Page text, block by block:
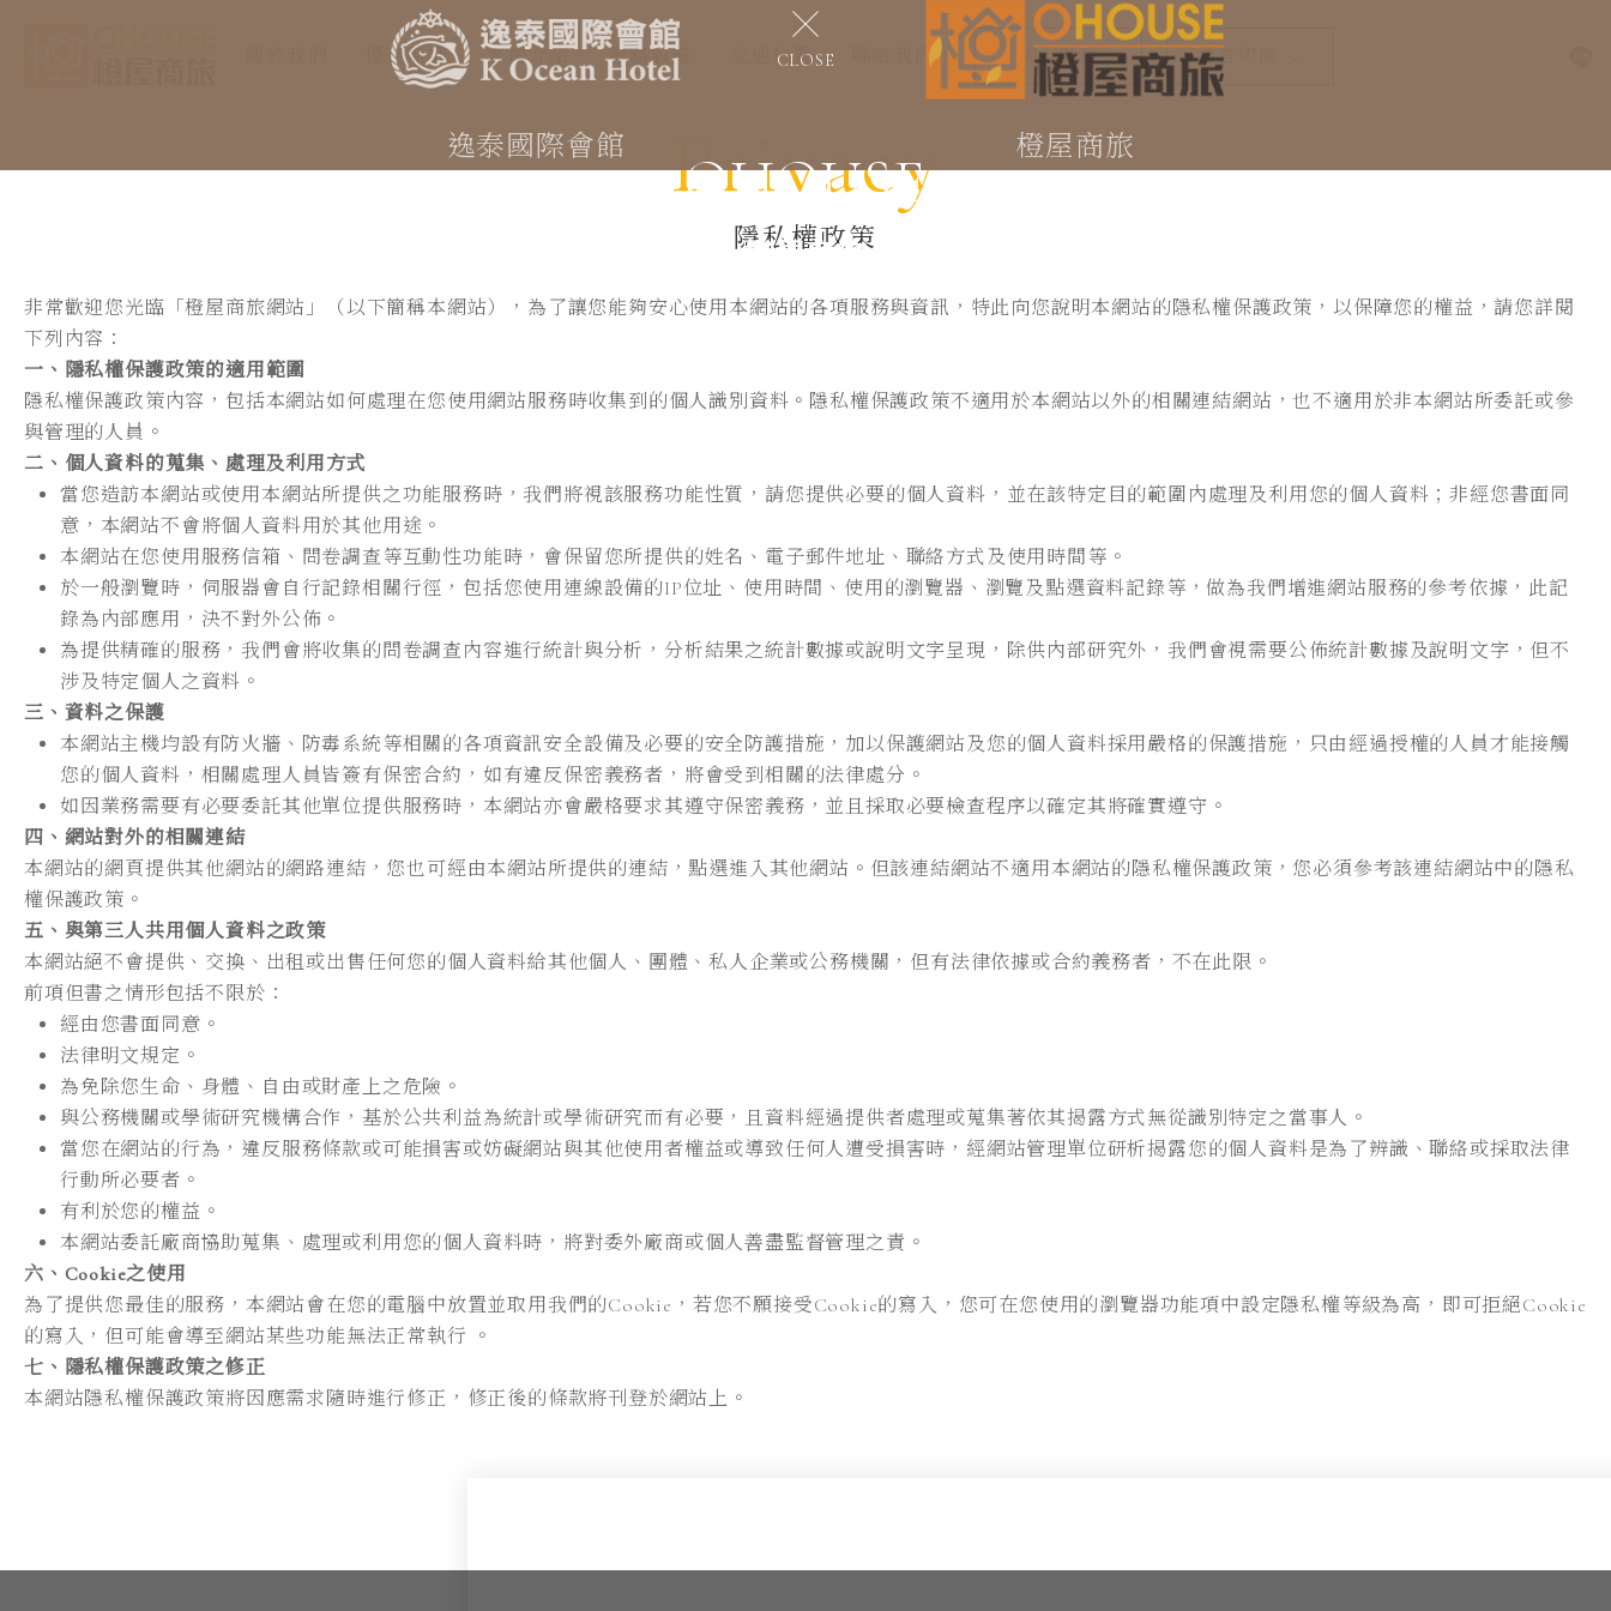
CLOSE
OHOUSE
橙屋商旅
逸泰國際會館 橙屋商旅
優惠新訊 客房介紹 服務設施 交通位置 聯絡我們 線上訂房 語言切換
Select Language
隱私權政策
Privacy
隱私權政策
非常歡迎您光臨「橙屋商旅網站」（以下簡稱本網站），為了讓您能夠安心使用本網站的各項服務與資訊，特此向您說明本網站的隱私權保護政策，以保障您的權益，請您詳閱
下列內容：
一、隱私權保護政策的適用範圍
隱私權保護政策內容，包括本網站如何處理在您使用網站服務時收集到的個人識別資料。隱私權保護政策不適用於本網站以外的相關連結網站，也不適用於非本網站所委託或參
與管理的人員。
二、個人資料的蒐集、處理及利用方式
當您造訪本網站或使用本網站所提供之功能服務時，我們將視該服務功能性質，請您提供必要的個人資料，並在該特定目的範圍內處理及利用您的個人資料；非經您書面同
意，本網站不會將個人資料用於其他用途。
本網站在您使用服務信箱、問卷調查等互動性功能時，會保留您所提供的姓名、電子郵件地址、聯絡方式及使用時間等。
於一般瀏覽時，伺服器會自行記錄相關行徑，包括您使用連線設備的IP位址、使用時間、使用的瀏覽器、瀏覽及點選資料記錄等，做為我們增進網站服務的參考依據，此記
錄為內部應用，決不對外公佈。
為提供精確的服務，我們會將收集的問卷調查內容進行統計與分析，分析結果之統計數據或說明文字呈現，除供內部研究外，我們會視需要公佈統計數據及說明文字，但不
涉及特定個人之資料。
三、資料之保護
本網站主機均設有防火牆、防毒系統等相關的各項資訊安全設備及必要的安全防護措施，加以保護網站及您的個人資料採用嚴格的保護措施，只由經過授權的人員才能接觸
您的個人資料，相關處理人員皆簽有保密合約，如有違反保密義務者，將會受到相關的法律處分。
如因業務需要有必要委託其他單位提供服務時，本網站亦會嚴格要求其遵守保密義務，並且採取必要檢查程序以確定其將確實遵守。
四、網站對外的相關連結
本網站的網頁提供其他網站的網路連結，您也可經由本網站所提供的連結，點選進入其他網站。但該連結網站不適用本網站的隱私權保護政策，您必須參考該連結網站中的隱私
權保護政策。
五、與第三人共用個人資料之政策
本網站絕不會提供、交換、出租或出售任何您的個人資料給其他個人、團體、私人企業或公務機關，但有法律依據或合約義務者，不在此限。
前項但書之情形包括不限於：
經由您書面同意。
法律明文規定。
為免除您生命、身體、自由或財產上之危險。
與公務機關或學術研究機構合作，基於公共利益為統計或學術研究而有必要，且資料經過提供者處理或蒐集著依其揭露方式無從識別特定之當事人。
當您在網站的行為，違反服務條款或可能損害或妨礙網站與其他使用者權益或導致任何人遭受損害時，經網站管理單位研析揭露您的個人資料是為了辨識、聯絡或採取法律
行動所必要者。
有利於您的權益。
本網站委託廠商協助蒐集、處理或利用您的個人資料時，將對委外廠商或個人善盡監督管理之責。
六、Cookie之使用
為了提供您最佳的服務，本網站會在您的電腦中放置並取用我們的Cookie，若您不願接受Cookie的寫入，您可在您使用的瀏覽器功能項中設定隱私權等級為高，即可拒絕Cookie
的寫入，但可能會導至網站某些功能無法正常執行 。
七、隱私權保護政策之修正
本網站隱私權保護政策將因應需求隨時進行修正，修正後的條款將刊登於網站上。